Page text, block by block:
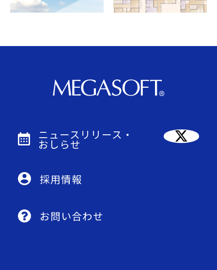
ニュースリリース・
おしらせ
採用情報
お問い合わせ